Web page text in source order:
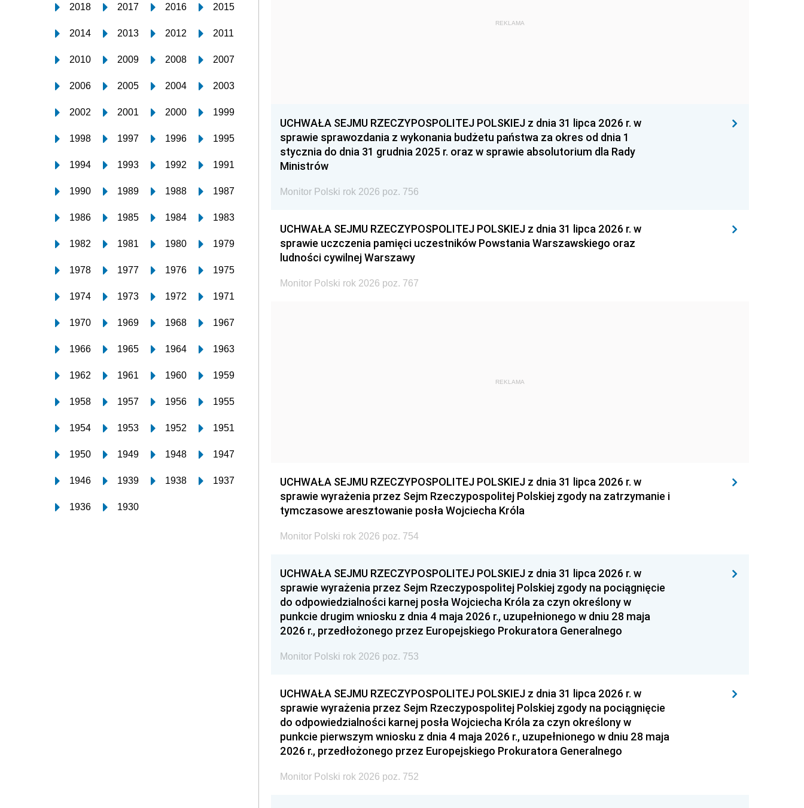
2018 2017 2016 2015
2014 2013 2012 2011
2010 2009 2008 2007
2006 2005 2004 2003
2002 2001 2000 1999
1998 1997 1996 1995
1994 1993 1992 1991
1990 1989 1988 1987
1986 1985 1984 1983
1982 1981 1980 1979
1978 1977 1976 1975
1974 1973 1972 1971
1970 1969 1968 1967
1966 1965 1964 1963
1962 1961 1960 1959
1958 1957 1956 1955
1954 1953 1952 1951
1950 1949 1948 1947
1946 1939 1938 1937
1936 1930
REKLAMA
UCHWAŁA SEJMU RZECZYPOSPOLITEJ POLSKIEJ z dnia 31 lipca 2026 r. w
sprawie sprawozdania z wykonania budżetu państwa za okres od dnia 1
stycznia do dnia 31 grudnia 2025 r. oraz w sprawie absolutorium dla Rady
Ministrów
Monitor Polski rok 2026 poz. 756
UCHWAŁA SEJMU RZECZYPOSPOLITEJ POLSKIEJ z dnia 31 lipca 2026 r. w
sprawie uczczenia pamięci uczestników Powstania Warszawskiego oraz
ludności cywilnej Warszawy
Monitor Polski rok 2026 poz. 767
REKLAMA
UCHWAŁA SEJMU RZECZYPOSPOLITEJ POLSKIEJ z dnia 31 lipca 2026 r. w
sprawie wyrażenia przez Sejm Rzeczypospolitej Polskiej zgody na zatrzymanie i
tymczasowe aresztowanie posła Wojciecha Króla
Monitor Polski rok 2026 poz. 754
UCHWAŁA SEJMU RZECZYPOSPOLITEJ POLSKIEJ z dnia 31 lipca 2026 r. w
sprawie wyrażenia przez Sejm Rzeczypospolitej Polskiej zgody na pociągnięcie
do odpowiedzialności karnej posła Wojciecha Króla za czyn określony w
punkcie drugim wniosku z dnia 4 maja 2026 r., uzupełnionego w dniu 28 maja
2026 r., przedłożonego przez Europejskiego Prokuratora Generalnego
Monitor Polski rok 2026 poz. 753
UCHWAŁA SEJMU RZECZYPOSPOLITEJ POLSKIEJ z dnia 31 lipca 2026 r. w
sprawie wyrażenia przez Sejm Rzeczypospolitej Polskiej zgody na pociągnięcie
do odpowiedzialności karnej posła Wojciecha Króla za czyn określony w
punkcie pierwszym wniosku z dnia 4 maja 2026 r., uzupełnionego w dniu 28 maja
2026 r., przedłożonego przez Europejskiego Prokuratora Generalnego
Monitor Polski rok 2026 poz. 752